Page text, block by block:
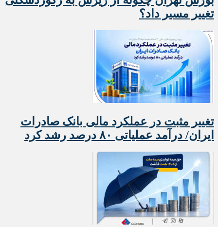
تغییر مسیر داد؟
تغییر مثبت در عملکرد مالی بانک صادرات
ایران/ درآمد عملیاتی ۸۰ درصد رشد کرد